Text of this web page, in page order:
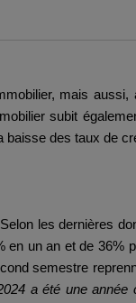
mais
subit
baisse des taux de
les dernières
un an et de 36%
semestre
a été une